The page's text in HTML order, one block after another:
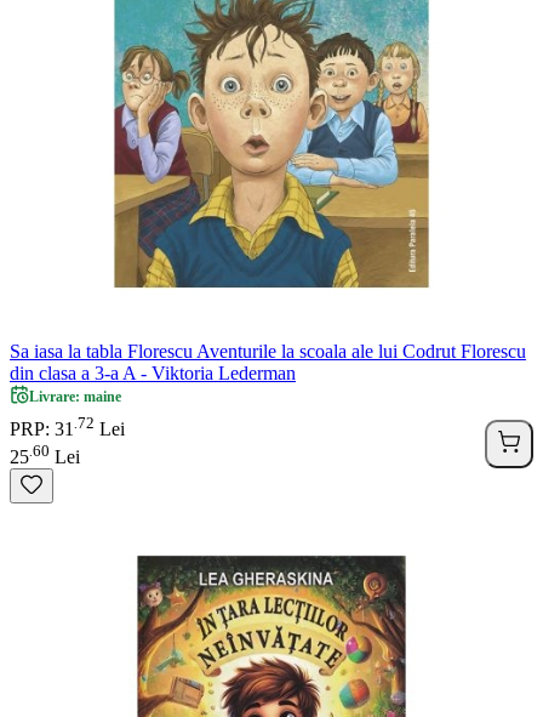
Sa iasa la tabla Florescu Aventurile la scoala ale lui Codrut Florescu
din clasa a 3-a A - Viktoria Lederman
Livrare: maine
PRP: 31 72 Lei
25 60 Lei